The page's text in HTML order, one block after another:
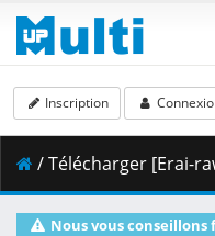
Inscription
/ Télécharger [Erai-raws] Momochi-san Chi no Ayakashi Ouji -
Nous vous